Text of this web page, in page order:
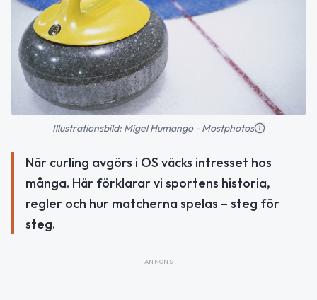
Illustrationsbild: Migel Humango - Mostphotos
När curling avgörs i OS väcks intresset hos
många. Här förklarar vi sportens historia,
regler och hur matcherna spelas – steg för
steg.
ANNONS